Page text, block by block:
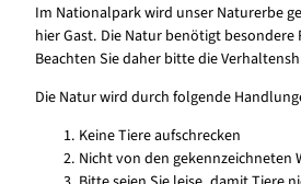
Im Nationalpark wird unser Naturerbe
hier Gast. Die Natur benötigt besondere
Beachten Sie daher bitte die
Die Natur wird durch folgende
Keine Tiere aufschrecken
Nicht von den gekennzeichneten